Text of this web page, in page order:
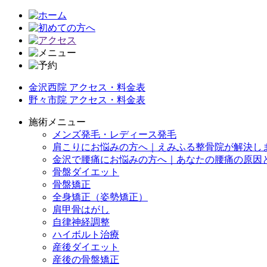
金沢西院 アクセス・料金表
野々市院 アクセス・料金表
施術メニュー
メンズ発毛・レディース発毛
肩こりにお悩みの方へ｜えみふる整骨院が解決し
金沢で腰痛にお悩みの方へ｜あなたの腰痛の原因
骨盤ダイエット
骨盤矯正
全身矯正（姿勢矯正）
肩甲骨はがし
自律神経調整
ハイボルト治療
産後ダイエット
産後の骨盤矯正